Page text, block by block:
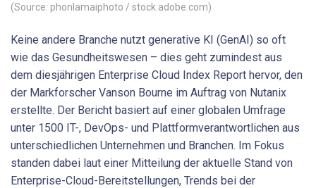
(Source: phonlamaiphoto / stock.adobe.com)
Keine andere Branche nutzt generative KI (GenAI) so oft
wie das Gesundheitswesen – dies geht zumindest aus
dem diesjährigen Enterprise Cloud Index Report hervor, den
der Markforscher Vanson Bourne im Auftrag von Nutanix
erstellte. Der Bericht basiert auf einer globalen Umfrage
unter 1500 IT-, DevOps- und Plattformverantwortlichen aus
unterschiedlichen Unternehmen und Branchen. Im Fokus
standen dabei laut einer Mitteilung der aktuelle Stand von
Enterprise-Cloud-Bereitstellungen, Trends bei der